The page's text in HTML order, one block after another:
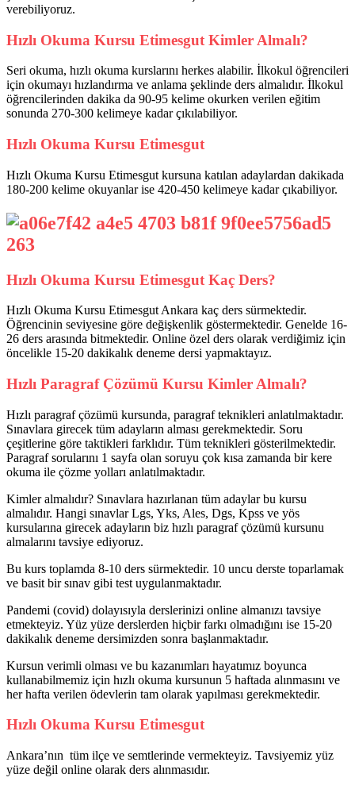
verebiliyoruz.
Hızlı Okuma Kursu Etimesgut Kimler Almalı?
Seri okuma, hızlı okuma kurslarını herkes alabilir. İlkokul öğrencileri
için okumayı hızlandırma ve anlama şeklinde ders almalıdır. İlkokul
öğrencilerinden dakika da 90-95 kelime okurken verilen eğitim
sonunda 270-300 kelimeye kadar çıkılabiliyor.
Hızlı Okuma Kursu Etimesgut
Hızlı Okuma Kursu Etimesgut kursuna katılan adaylardan dakikada
180-200 kelime okuyanlar ise 420-450 kelimeye kadar çıkabiliyor.
Hızlı Okuma Kursu Etimesgut Kaç Ders?
Hızlı Okuma Kursu Etimesgut Ankara kaç ders sürmektedir.
Öğrencinin seviyesine göre değişkenlik göstermektedir. Genelde 16-
26 ders arasında bitmektedir. Online özel ders olarak verdiğimiz için
öncelikle 15-20 dakikalık deneme dersi yapmaktayız.
Hızlı Paragraf Çözümü Kursu Kimler Almalı?
Hızlı paragraf çözümü kursunda, paragraf teknikleri anlatılmaktadır.
Sınavlara girecek tüm adayların alması gerekmektedir. Soru
çeşitlerine göre taktikleri farklıdır. Tüm teknikleri gösterilmektedir.
Paragraf sorularını 1 sayfa olan soruyu çok kısa zamanda bir kere
okuma ile çözme yolları anlatılmaktadır.
Kimler almalıdır? Sınavlara hazırlanan tüm adaylar bu kursu
almalıdır. Hangi sınavlar Lgs, Yks, Ales, Dgs, Kpss ve yös
kursularına girecek adayların biz hızlı paragraf çözümü kursunu
almalarını tavsiye ediyoruz.
Bu kurs toplamda 8-10 ders sürmektedir. 10 uncu derste toparlamak
ve basit bir sınav gibi test uygulanmaktadır.
Pandemi (covid) dolayısıyla derslerinizi online almanızı tavsiye
etmekteyiz. Yüz yüze derslerden hiçbir farkı olmadığını ise 15-20
dakikalık deneme dersimizden sonra başlanmaktadır.
Kursun verimli olması ve bu kazanımları hayatımız boyunca
kullanabilmemiz için hızlı okuma kursunun 5 haftada alınmasını ve
her hafta verilen ödevlerin tam olarak yapılması gerekmektedir.
Hızlı Okuma Kursu Etimesgut
Ankara’nın tüm ilçe ve semtlerinde vermekteyiz. Tavsiyemiz yüz
yüze değil online olarak ders alınmasıdır.